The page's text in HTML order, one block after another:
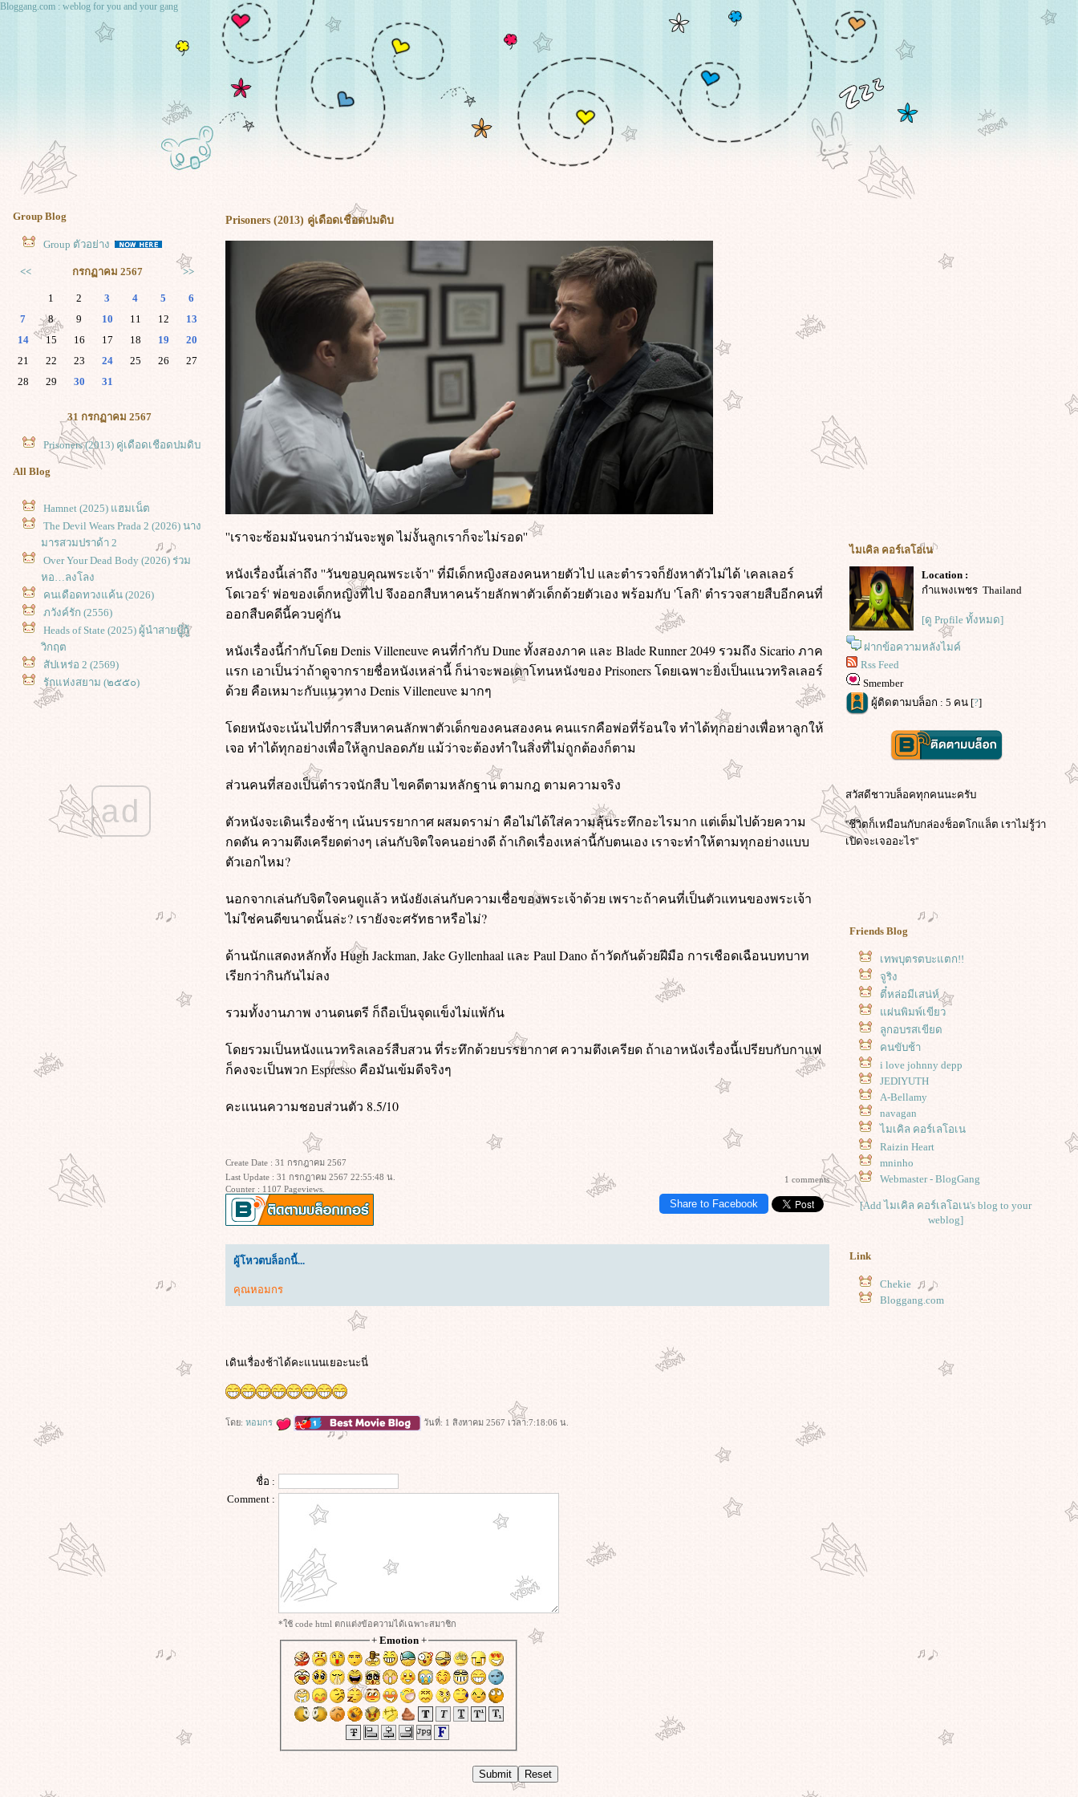
Bloggang.com : weblog for you and your gang
Group Blog
Group ตัวอย่าง
<< กรกฏาคม 2567 >>
1 2 3 4 5
6
7
8 9 10 11 12
13
14
15 16 17 18 19
20
21
22 23 24 25 26
27
28
29 30 31
31 กรกฏาคม 2567
Prisoners (2013) คู่เดือดเชือดปมดิบ
All Blog
Hamnet (2025) แฮมเน็ต
The Devil Wears Prada 2 (2026) นาง
มารสวมปราด้า 2
Over Your Dead Body (2026) ร่วม
หอ…ลงโลง
คนเดือดทวงแค้น (2026)
ภวังค์รัก (2556)
Heads of State (2025) ผู้นำสายบู๊กู้
วิกฤต
สัปเหร่อ 2 (2569)
รักแห่งสยาม (๒๕๕๐)
9 (2009) ซูเปอร์ไนน์ อัจฉริยะพลิก
Mercy (2026) 90 นาที สั่งตา
The Voyeurs (2021) ส่อง แส่ ซว
Fake โกหกทั้งเพ (2546)
Star Trek Beyond (2016) สตาร์ เทรค
Star Trek (2009) สตาร์ เทรค สงคราม
ซัมเมอร์ของฉัน 500 วัน ไม่ลืมเธอ
Train Dreams (2025) ทางรถไฟสา
ฝัน
Project Hail Mary (2026) ภารกิจกู้
สุริยะ
Apex (2026) ห่วงโซ่สังหาร
KPop Demon Hunters (2025) เกิร์ล
บ้านร้า
The Visit (2015) เดอะ วิสิท
ฝันที่รอการเจียระไน
Paradise Hills (2019) สวรรค์ซ้อนนรก
A Lot Like Love (2005) กว่าจะปิ๊งต้อง
Sing Street (2016) รักใครให้ร้องเพลง
ad
Prisoners (2013) คู่เดือดเชือดปมดิบ
''เราจะซ้อมมันจนกว่ามันจะพูด ไม่งั้นลูกเราก็จะไม่รอด''
หนังเรื่องนี้เล่าถึง ''วันขอบคุณพระเจ้า'' ที่มีเด็กหญิงสองคนหายตัวไป และตำรวจก็ยังหาตัวไม่ได้ 'เคลเลอร์
ดเวอร์' พ่อของเด็กหญิงที่ไป จึงออกสืบหาคนร้ายลักพาตัวเด็กด้วยตัวเอง พร้อมกับ 'โลกิ' ตำรวจสายสืบอีกคนที่
ออกสืบคดีนี้ควบคู่กัน
หนังเรื่องนี้กำกับโดย Denis Villeneuve คนที่กำกับ Dune ทั้งสองภาค และ Blade Runner 2049 รวมถึง Sicario ภาค
รก เอาเป็นว่าถ้าดูจากรายชื่อหนังเหล่านี้ ก็น่าจะพอเดาโทนหนังของ Prisoners โดยเฉพาะยิ่งเป็นแนวทริลเลอร์
ด้วย คือเหมาะกับแนวทาง Denis Villeneuve มากๆ
ดยหนังจะเน้นไปที่การสืบหาคนลักพาตัวเด็กของคนสองคน คนแรกคือพ่อที่ร้อนใจ ทำได้ทุกอย่างเพื่อหาลูกให้
เจอ ทำได้ทุกอย่างเพื่อให้ลูกปลอดภัย แม้ว่าจะต้องทำในสิ่งที่ไม่ถูกต้องก็ตาม
ส่วนคนที่สองเป็นตำรวจนักสืบ ไขคดีตามหลักฐาน ตามกฎ ตามความจริง
ตัวหนังจะเดินเรื่องช้าๆ เน้นบรรยากาศ ผสมดราม่า คือไม่ได้ใส่ความลุ้นระทึกอะไรมาก แต่เต็มไปด้วยความ
กดดัน ความตึงเครียดต่างๆ เล่นกับจิตใจคนอย่างดี ถ้าเกิดเรื่องเหล่านี้กับตนเอง เราจะทำให้ตามทุกอย่างแบบ
ตัวเอกไหม?
นอกจากเล่นกับจิตใจคนดูเเล้ว หนังยังเล่นกับความเชื่อของพระเจ้าด้วย เพราะถ้าคนที่เป็นตัวแทนของพระเจ้า
ไม่ใช่คนดีขนาดนั้นล่ะ? เรายังจะศรัทธาหรือไม่?
ด้านนักแสดงหลักทั้ง Hugh Jackman, Jake Gyllenhaal และ Paul Dano ถ้าวัดกันด้วยฝีมือ การเชือดเฉือนบทบาท
เรียกว่ากินกันไม่ลง
รวมทั้งงานภาพ งานดนตรี ก็ถือเป็นจุดเเข็งไม่แพ้กัน
ดยรวมเป็นหนังแนวทริลเลอร์สืบสวน ที่ระทึกด้วยบรรยากาศ ความตึงเครียด ถ้าเอาหนังเรื่องนี้เปรียบกับกาแฟ
ก็คงจะเป็นพวก Espresso คือมันเข้มดีจริงๆ
คะเเนนความชอบส่วนตัว 8.5/10
Create Date : 31 กรกฎาคม 2567
Last Update : 31 กรกฎาคม 2567 22:55:48 น.
Counter : 1107 Pageviews.
1 comments
Share to Facebook
ผู้โหวตบล็อกนี้...
คุณหอมกร
เดินเรื่องช้าได้คะแนนเยอะนะนี่
ดย: หอมกร วันที่: 1 สิงหาคม 2567 เวลา:7:18:06 น.
ชื่อ :
Comment :
*ใช้ code html ตกแต่งข้อความได้เฉพาะสมาชิก
+ Emotion+
ไมเคิล คอร์เลโอเน
Location :
กำแพงเพชร Thailand
[ดู Profile ทั้งหมด]
ฝากข้อความหลังไมค์
Rss Feed
Smember
ผู้ติดตามบล็อก : 5 คน [?]
สวัสดีชาวบล็อคทุกคนนะครับ
''ชีวิตก็เหมือนกับกล่องช็อตโกแล็ต เราไม่รู้ว่า
เปิดจะเจออะไร''
Friends Blog
เทพบุตรตบะแตก!!
จูริง
ตี๋หล่อมีเสน่ห์
ผ่นพิมพ์เขียว
ลูกอบรสเขียด
คนขับช้า
i love johnny depp
JEDIYUTH
A-Bellamy
navagan
ไมเคิล คอร์เลโอเน
Raizin Heart
mninho
Webmaster - BlogGang
[Add ไมเคิล คอร์เลโอเน's blog to your
weblog]
Link
Chekie
Bloggang.com